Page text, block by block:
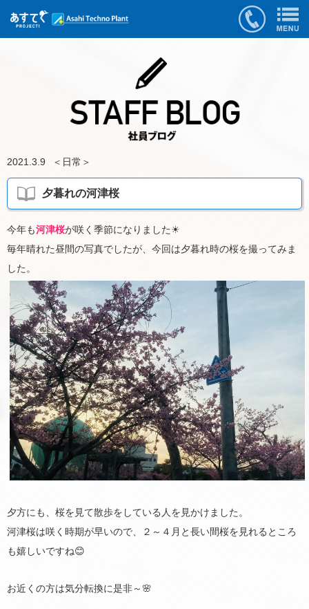
2021.3.9 ＜ 日常 ＞
夕暮れの河津桜
今年も河津桜が咲く季節になりました☀
毎年晴れた昼間の写真でしたが、今回は夕暮れ時の桜を撮ってみま
した。
夕方にも、桜を見て散歩をしている人を見かけました。
河津桜は咲く時期が早いので、２～４月と長い間桜を見れるところ
も嬉しいですね😊
お近くの方は気分転換に是非～🌸